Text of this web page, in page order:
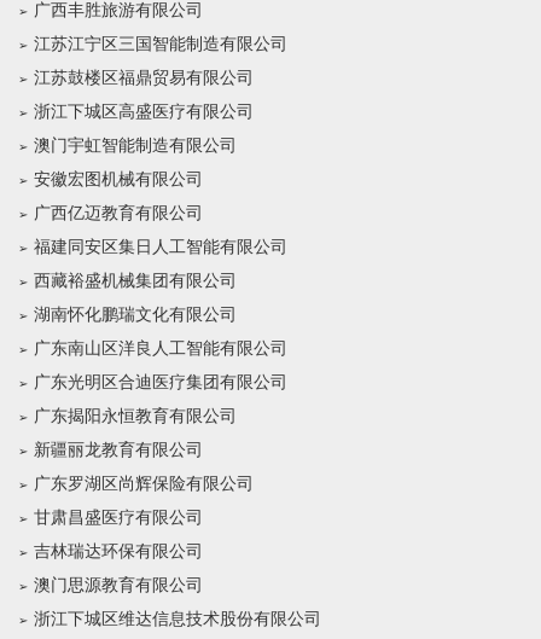
广西丰胜旅游有限公司
江苏江宁区三国智能制造有限公司
江苏鼓楼区福鼎贸易有限公司
浙江下城区高盛医疗有限公司
澳门宇虹智能制造有限公司
安徽宏图机械有限公司
广西亿迈教育有限公司
福建同安区集日人工智能有限公司
西藏裕盛机械集团有限公司
湖南怀化鹏瑞文化有限公司
广东南山区洋良人工智能有限公司
广东光明区合迪医疗集团有限公司
广东揭阳永恒教育有限公司
新疆丽龙教育有限公司
广东罗湖区尚辉保险有限公司
甘肃昌盛医疗有限公司
吉林瑞达环保有限公司
澳门思源教育有限公司
浙江下城区维达信息技术股份有限公司